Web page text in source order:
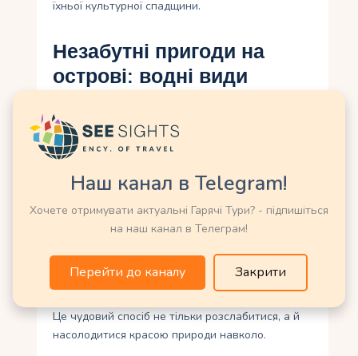
їхньої культурної спадщини.
Незабутні пригоди на
острові: водні види
На острові Джеймса Бонда, Пхукет, можна
знайти безліч незабутніх пригод, пов’язаних з
є справжнім раем для любителів активного
відпочинку на воді. Один із найпопулярніших
видів розваг – це катання на водних скутерах.
проїжджаючи по хвилях Андаманського моря.
Також на острові є можливість випробувати
Це чудовий спосіб не тільки розслабитися, а й
насолодитися красою природи навколо.
Наш канал в Telegram!
Хочете отримувати актуальні Гарячі Тури? - підпишіться
на наш канал в Телеграм!
Перейти до каналу Закрити